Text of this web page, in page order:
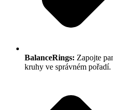
BalanceRings: Zapojte
kruhy ve správném pořadí.